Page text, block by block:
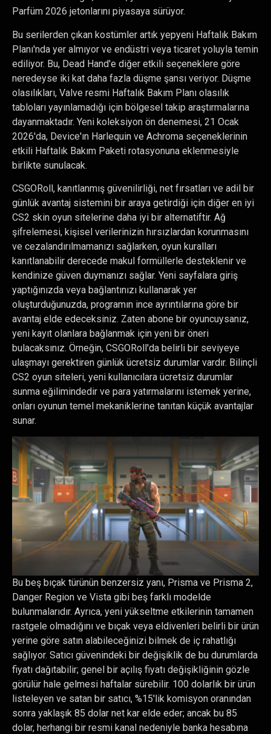
Parfüm 2026 jetonlarını piyasaya sürüyor.
Bu serilerden çıkan kostümler artık yepyeni Haftalık Bakım
Planı'nda yer almıyor ve endüstri veya ticaret yoluyla temin
ediliyor. Bu, Dead Hand'e diğer etkili seçeneklere göre
neredeyse iki kat daha fazla düşme şansı veriyor. Düşme
olasılıkları, Valve resmi Haftalık Bakım Planı olasılık
tabloları yayınlamadığı için bölgesel takip araştırmalarına
dayanmaktadır. Yeni koleksiyon ön denemesi, 21 Ocak
2026'da, Device'ın Harlequin ve Achroma seçeneklerinin
etkili Haftalık Bakım Paketi rotasyonuna eklenmesiyle
birlikte sunulacak.
CSGORoll, kanıtlanmış güvenilirliği, net fırsatları ve adil bir
günlük avantaj sistemini bir araya getirdiği için diğer en iyi
CS2 skin oyun sitelerine daha iyi bir alternatiftir. Ağ
şifrelemesi, kişisel verilerinizin hırsızlardan korunmasını
ve cezalandırılmamanızı sağlarken, oyun kuralları
kanıtlanabilir derecede makul formüllerle desteklenir ve
kendinize güven duymanızı sağlar. Yeni sayfalara giriş
yaptığınızda veya bağlantınızı kullanarak yer
oluşturduğunuzda, programın ince ayrıntılarına göre bir
avantaj elde edeceksiniz. Zaten abone bir oyuncuysanız,
yeni kayıt olanlara bağlanmak için yeni bir öneri
bulacaksınız. Örneğin, CSGORoll'da belirli bir seviyeye
ulaşmayı gerektiren günlük ücretsiz durumlar vardır. Bilinçli
CS2 oyun siteleri, yeni kullanıcılara ücretsiz durumlar
sunma eğilimindedir ve para yatırmalarını istemek yerine,
onları oyunun temel mekaniklerine tanıtan küçük avantajlar
sunar.
Bu beş bıçak türünün benzersiz yanı, Prisma ve Prisma 2,
Danger Region ve Vista gibi beş farklı modelde
bulunmalarıdır. Ayrıca, yeni yükseltme etkilerinin tamamen
rastgele olmadığını ve bıçak veya eldivenleri belirli bir ürün
yerine göre satın alabileceğinizi bilmek de iç rahatlığı
sağlıyor. Satıcı güvenindeki bir değişiklik de bu durumlarda
fiyatı dağıtabilir; genel bir açılış fiyatı değişikliğinin gözle
görülür hale gelmesi haftalar sürebilir. 100 dolarlık bir ürün
listeleyen ve satan bir satıcı, %15'lik komisyon oranından
sonra yaklaşık 85 dolar net kar elde eder; ancak bu 85
dolar, herhangi bir resmi kanal nedeniyle banka hesabına